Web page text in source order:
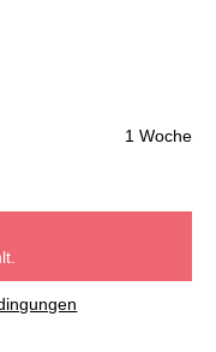
1 Woche